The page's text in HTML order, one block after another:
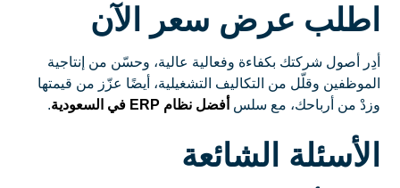
اطلب عرض سعر الآن
أدِر أصول شركتك بكفاءة وفعالية عالية، وحسّن من إنتاجية
الموظفين وقلّل من التكاليف التشغيلية، أيضًا عزّز من قيمتها
وزدْ من أرباحك، مع سلس أفضل نظام ERP في السعودية .
الأسئلة الشائعة